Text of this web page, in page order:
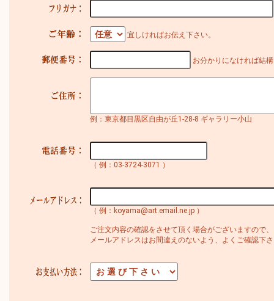
宜しければお伝え下さい。
お分かりになければ結
例：東京都目黒区自由が丘1-28-8 ギャラリー小山
（ 例：03-3724-3071 ）
（ 例：koyama@art.email.ne.jp ）
ご注文内容の確認をさせて頂く場合がございますので、
メールアドレスはお間違えのないよう、よくご確認下